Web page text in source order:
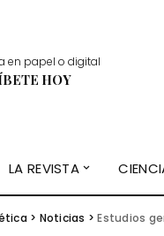
en papel o digital
HOY
LA REVISTA
> Noticias >Estudios